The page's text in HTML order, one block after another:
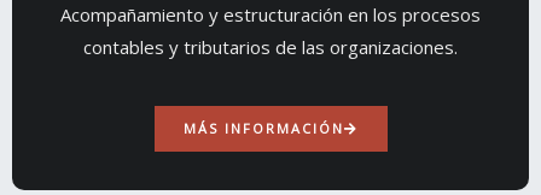
Acompañamiento y estructuración en los procesos
contables y tributarios de las organizaciones.
MÁS INFORMACIÓN